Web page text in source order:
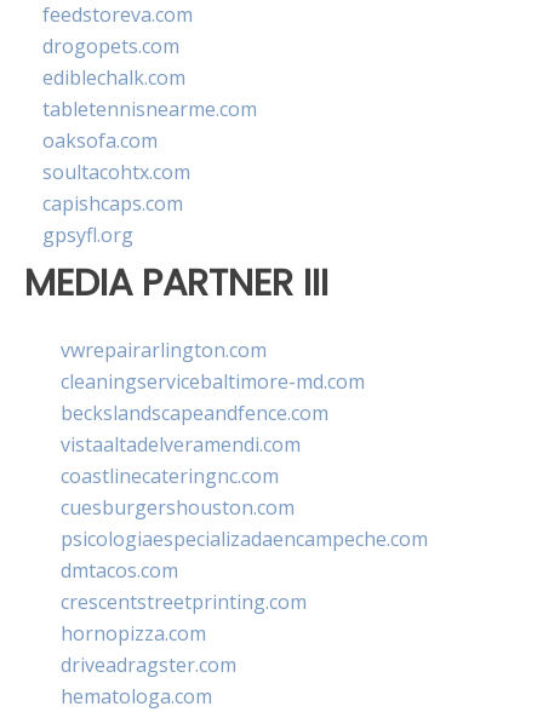
feedstoreva.com
drogopets.com
ediblechalk.com
tabletennisnearme.com
oaksofa.com
soultacohtx.com
capishcaps.com
gpsyfl.org
MEDIA PARTNER III
vwrepairarlington.com
cleaningservicebaltimore-md.com
beckslandscapeandfence.com
vistaaltadelveramendi.com
coastlinecateringnc.com
cuesburgershouston.com
psicologiaespecializadaencampeche.com
dmtacos.com
crescentstreetprinting.com
hornopizza.com
driveadragster.com
hematologa.com